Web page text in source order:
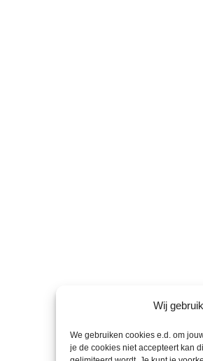
Wij
We gebruiken cookies e.d. om
je de cookies niet accepteert kan